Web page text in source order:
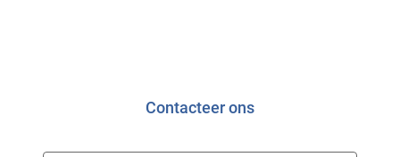
Contacteer ons